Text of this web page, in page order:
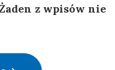
z wpisów nie